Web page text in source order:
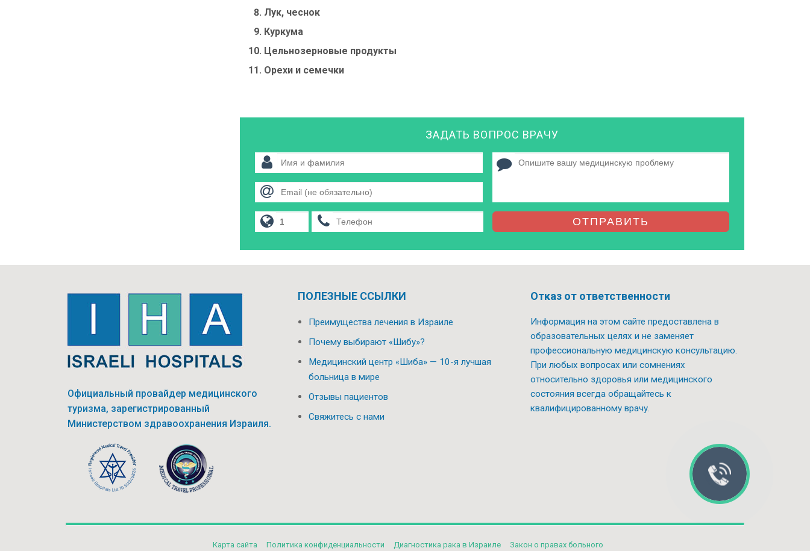
Лук, чеснок
Куркума
Цельнозерновые продукты
Орехи и семечки
ЗАДАТЬ ВОПРОС ВРАЧУ
ОТПРАВИТЬ
Официальный провайдер медицинского
туризма, зарегистрированный
Министерством здравоохранения Израиля.
ПОЛЕЗНЫЕ ССЫЛКИ
Преимущества лечения в Израиле
Почему выбирают «Шибу»?
Медицинский центр «Шиба» — 10-я лучшая
больница в мире
Отзывы пациентов
Свяжитесь с нами
Отказ от ответственности
Информация на этом сайте предоставлена в
образовательных целях и не заменяет
профессиональную медицинскую консультацию.
При любых вопросах или сомнениях
относительно здоровья или медицинского
состояния всегда обращайтесь к
квалифицированному врачу.
Карта сайта Политикa конфиденциальности Диагностика рака в Израиле Закон о правах больного